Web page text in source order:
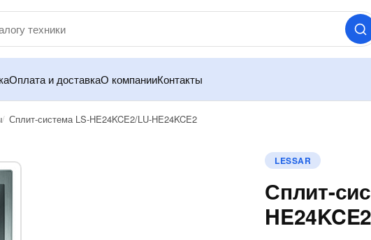
Оплата и доставкаО компанииКонтакты
Сплит-система LS-HE24KCE2/LU-HE24KCE2
LESSAR
Сплит-
HE24KCE2